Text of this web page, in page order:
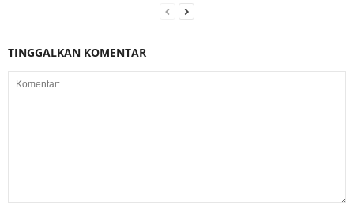
TINGGALKAN KOMENTAR